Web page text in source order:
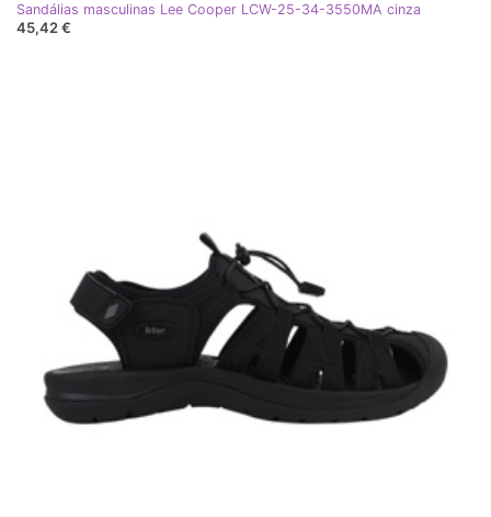
Sandálias masculinas Lee Cooper LCW-25-34-3550MA cinza
45,42 €